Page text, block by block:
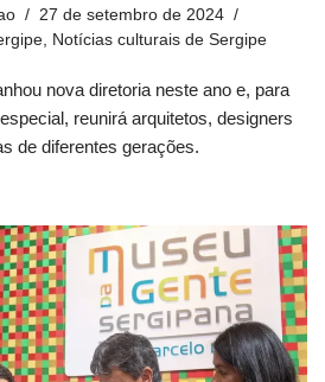
27 de setembro de 2024
Notícias culturais de Sergipe
nova diretoria neste ano e, para
reunirá arquitetos, designers
de diferentes gerações.